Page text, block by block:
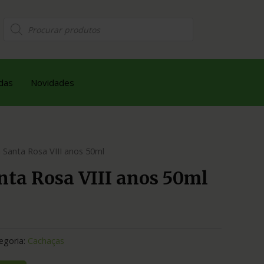
Novidades
Rosa VIII anos 50ml
Rosa VIII anos 50ml
Cachaças